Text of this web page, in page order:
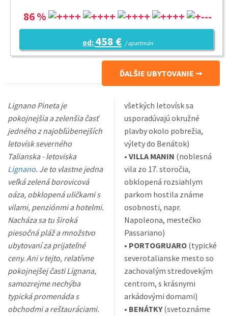
86 %
od: 458 € / apartmán
ĎALŠIE UBYTOVANIE
Lignano Pineta je
pokojnejšia a zelenšia časť
jedného z najobľúbenejších
letovísk severného
Talianska - letoviska
Lignano. Je to vlastne jedna
veľká zelená borovicová
oáza, obklopená uličkami s
vilami, penziónmi a hotelmi.
Nacháza sa tu široká
piesočná pláž a množstvo
ubytovaní za prijateľné
ceny. Ani v tejto, relatívne
pokojnejšej časti Lignana,
samozrejme nechýba
typická promenáda s
obchodmi a reštauráciami.
všetkých letovísk sa
usporadúvajú okružné
plavby okolo pobrežia,
výlety do Benátok)
• VILLA MANIN (noblesná
vila zo 17. storočia,
obklopená rozsiahlym
parkom hostila známe
osobnosti, napr.
Napoleona, mestečko
Passariano)
• PORTOGRUARO (typické
severotalianske mesto so
zachovalým stredovekým
centrom, s krásnymi
arkádovými domami)
• BENÁTKY(svetoznáme